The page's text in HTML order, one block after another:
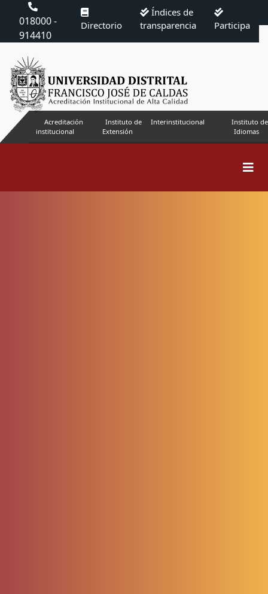
018000 -
914410
Directorio
Índices de
transparencia
Participa
Acreditación
institucional
Instituto de
Extensión
Interinstitucional
Instituto de
Idiomas